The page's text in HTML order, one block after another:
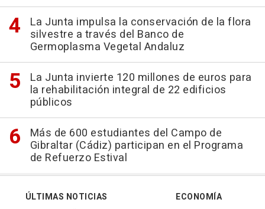
La Junta impulsa la conservación de la flora
silvestre a través del Banco de
Germoplasma Vegetal Andaluz
La Junta invierte 120 millones de euros para
la rehabilitación integral de 22 edificios
públicos
Más de 600 estudiantes del Campo de
Gibraltar (Cádiz) participan en el Programa
de Refuerzo Estival
ÚLTIMAS NOTICIAS
ECONOMÍA